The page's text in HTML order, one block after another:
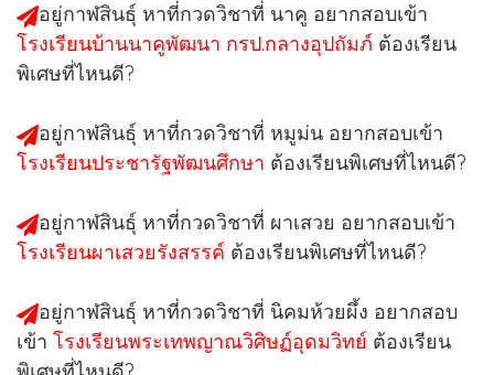
อยู่กาฬสินธุ์ หาที่กวดวิชาที่ นาคู อยากสอบเข้า
โรงเรียนบ้านนาคูพัฒนา กรป.กลางอุปถัมภ์ ต้องเรียน
พิเศษที่ไหนดี?
อยู่กาฬสินธุ์ หาที่กวดวิชาที่ หมูม่น อยากสอบเข้า
โรงเรียนประชารัฐพัฒนศึกษา ต้องเรียนพิเศษที่ไหนดี?
อยู่กาฬสินธุ์ หาที่กวดวิชาที่ ผาเสวย อยากสอบเข้า
โรงเรียนผาเสวยรังสรรค์ ต้องเรียนพิเศษที่ไหนดี?
อยู่กาฬสินธุ์ หาที่กวดวิชาที่ นิคมห้วยผึ้ง อยากสอบ
เข้า โรงเรียนพระเทพญาณวิศิษฏ์อุดมวิทย์ ต้องเรียน